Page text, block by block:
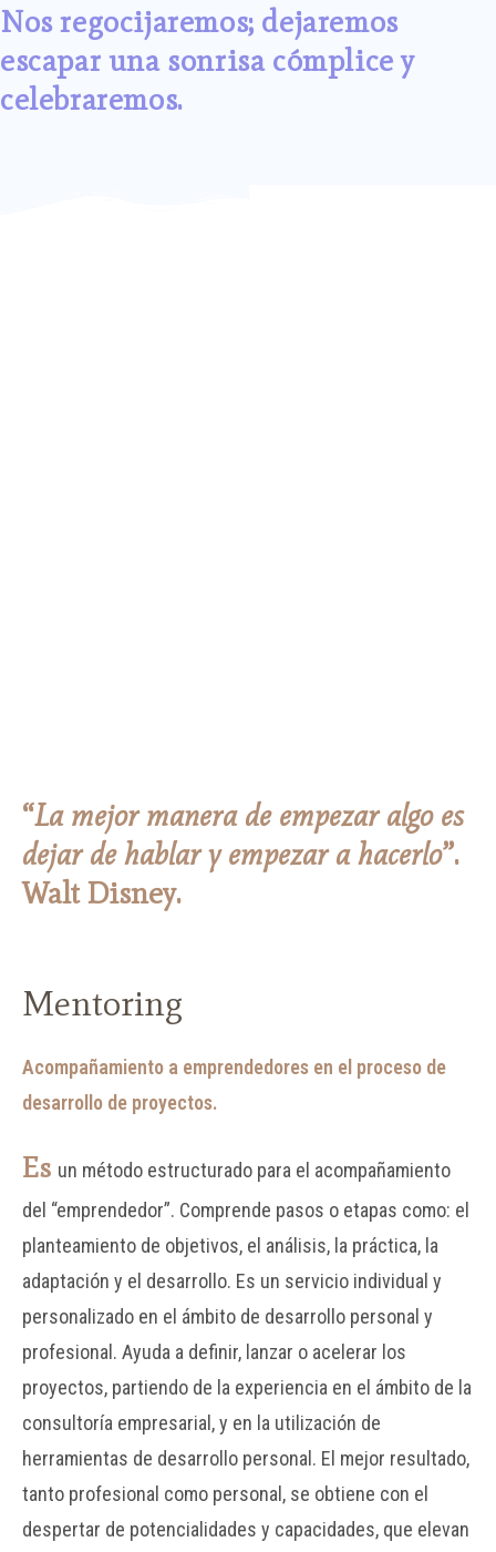
Nos regocijaremos; dejaremos
escapar una sonrisa cómplice y
celebraremos.
“La mejor manera de empezar algo es
dejar de hablar y empezar a hacerlo”.
Walt Disney.
Mentoring
Acompañamiento a emprendedores en el proceso de
desarrollo de proyectos.
Es un método estructurado para el acompañamiento
del “emprendedor”. Comprende pasos o etapas como: el
planteamiento de objetivos, el análisis, la práctica, la
adaptación y el desarrollo. Es un servicio individual y
personalizado en el ámbito de desarrollo personal y
profesional. Ayuda a definir, lanzar o acelerar los
proyectos, partiendo de la experiencia en el ámbito de la
consultoría empresarial, y en la utilización de
herramientas de desarrollo personal. El mejor resultado,
tanto profesional como personal, se obtiene con el
despertar de potencialidades y capacidades, que elevan